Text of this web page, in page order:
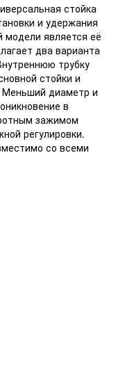
стойка
и удержания
модели является её
два варианта
трубку
стойки и
Меньший диаметр и
в
зажимом
регулировки.
со всеми